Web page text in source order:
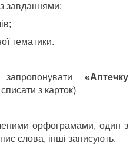
завданнями:
тематики.
«Аптечку
з карток)
орфограмами, один з
слова, інші записують.